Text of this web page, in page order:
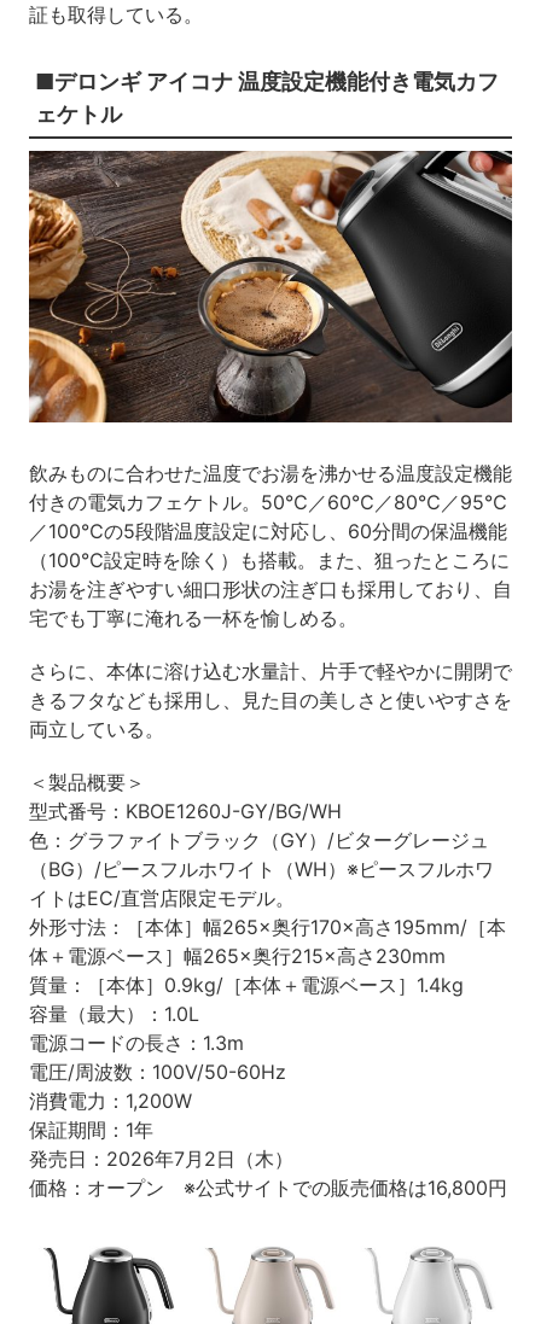
証も取得している。
■デロンギ アイコナ 温度設定機能付き電気カフ
ェケトル
飲みものに合わせた温度でお湯を沸かせる温度設定機能
付きの電気カフェケトル。50℃／60℃／80℃／95℃
／100℃の5段階温度設定に対応し、60分間の保温機能
（100℃設定時を除く）も搭載。また、狙ったところに
お湯を注ぎやすい細口形状の注ぎ口も採用しており、自
宅でも丁寧に淹れる一杯を愉しめる。
さらに、本体に溶け込む水量計、片手で軽やかに開閉で
きるフタなども採用し、見た目の美しさと使いやすさを
両立している。
＜製品概要＞
型式番号：KBOE1260J-GY/BG/WH
色：グラファイトブラック（GY）/ビターグレージュ
（BG）/ピースフルホワイト（WH）※ピースフルホワ
イトはEC/直営店限定モデル。
外形寸法：［本体］幅265×奥行170×高さ195mm/［本
体＋電源ベース］幅265×奥行215×高さ230mm
質量：［本体］0.9kg/［本体＋電源ベース］1.4kg
容量（最大）：1.0L
電源コードの長さ：1.3m
電圧/周波数：100V/50-60Hz
消費電力：1,200W
保証期間：1年
発売日：2026年7月2日（木）
価格：オープン ※公式サイトでの販売価格は16,800円